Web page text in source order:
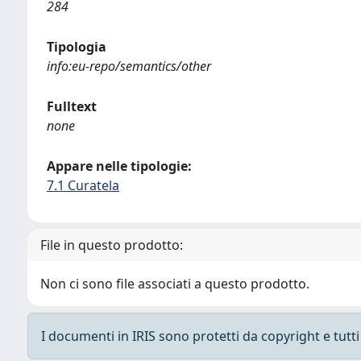
284
Tipologia
info:eu-repo/semantics/other
Fulltext
none
Appare nelle tipologie:
7.1 Curatela
File in questo prodotto:
Non ci sono file associati a questo prodotto.
I documenti in IRIS sono protetti da copyright e